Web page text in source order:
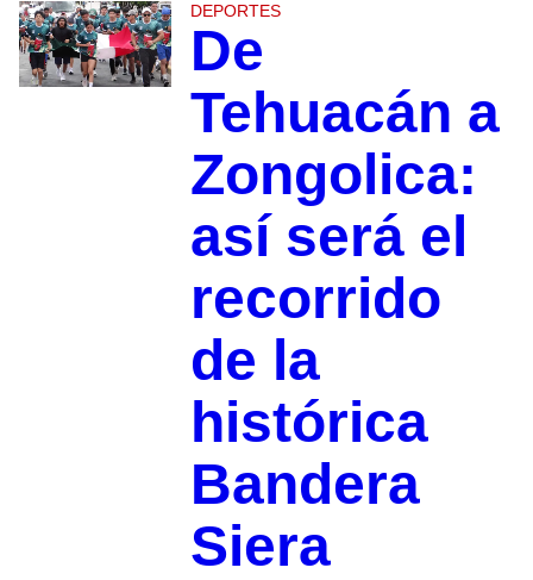
DEPORTES
De
Tehuacán a
Zongolica:
así será el
recorrido
de la
histórica
Bandera
Siera